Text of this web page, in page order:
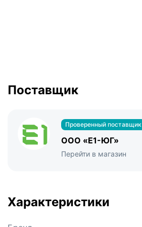
Поставщик
Проверенный поставщик
ООО «Е1-ЮГ»
Перейти в магазин
Характеристики